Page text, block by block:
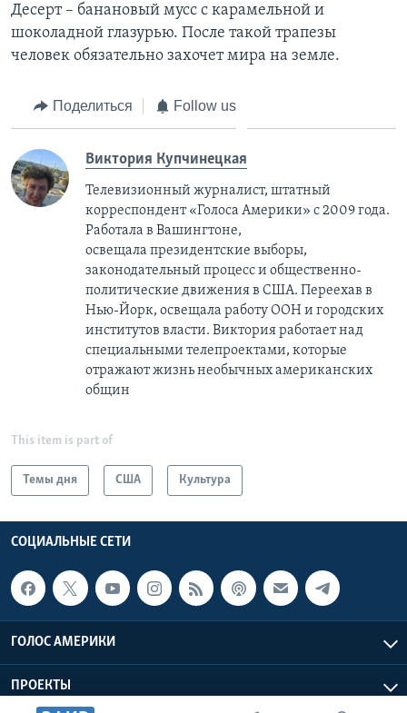
Десерт – банановый мусс с карамельной и
шоколадной глазурью. После такой трапезы
человек обязательно захочет мира на земле.
Поделиться Follow us
Виктория Купчинецкая
Телевизионный журналист, штатный
корреспондент «Голоса Америки» с 2009 года.
Работала в Вашингтоне,
освещала президентские выборы,
законодательный процесс и общественно-
политические движения в США. Переехав в
Нью-Йорк, освещала работу ООН и городских
институтов власти. Виктория работает над
специальными телепроектами, которые
отражают жизнь необычных американских
общин
This item is part of
Темы дня США Культура
СОЦИАЛЬНЫЕ СЕТИ
ГОЛОС АМЕРИКИ
ПРОЕКТЫ